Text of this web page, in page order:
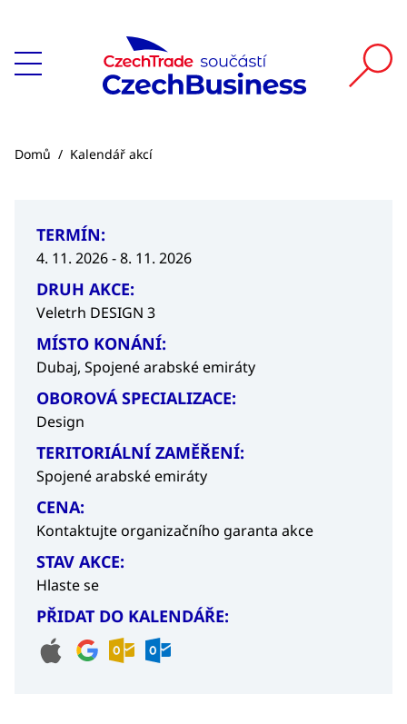
Domů / Kalendář akcí
TERMÍN:
4. 11. 2026 - 8. 11. 2026
DRUH AKCE:
Veletrh DESIGN 3
MÍSTO KONÁNÍ:
Dubaj, Spojené arabské emiráty
OBOROVÁ SPECIALIZACE:
Design
TERITORIÁLNÍ ZAMĚŘENÍ:
Spojené arabské emiráty
CENA:
Kontaktujte organizačního garanta akce
STAV AKCE:
Hlaste se
PŘIDAT DO KALENDÁŘE: